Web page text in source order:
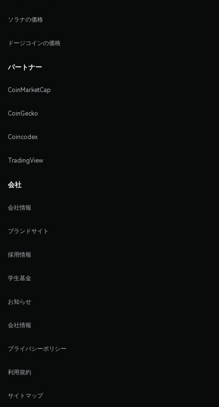
ソラナの価格
ドージコインの価格
パートナー
CoinMarketCap
CoinGecko
Coincodex
TradingView
会社
会社情報
ブランドサイト
採用情報
学生基金
お知らせ
会社情報
プライバシーポリシー
利用規約
サイトマップ